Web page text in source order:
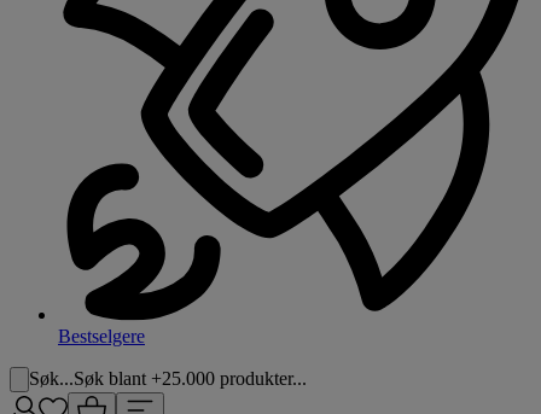
Bestselgere
Søk...Søk blant +25.000 produkter...